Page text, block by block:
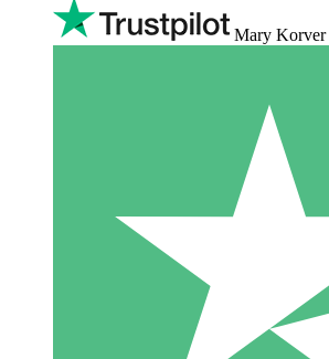
Mary Korver